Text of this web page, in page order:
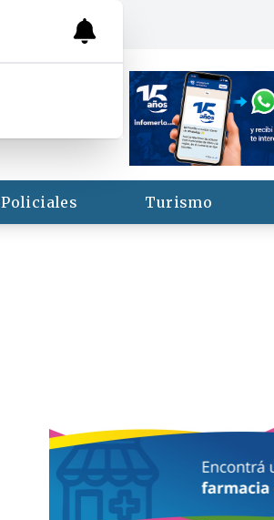
Policiales Turismo